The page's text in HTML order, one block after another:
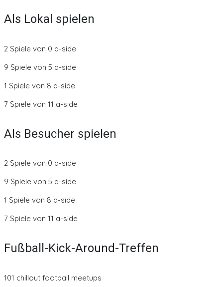
Als Lokal spielen
2 Spiele von 0 a-side
9 Spiele von 5 a-side
1 Spiele von 8 a-side
7 Spiele von 11 a-side
Als Besucher spielen
2 Spiele von 0 a-side
9 Spiele von 5 a-side
1 Spiele von 8 a-side
7 Spiele von 11 a-side
Fußball-Kick-Around-Treffen
101 chillout football meetups